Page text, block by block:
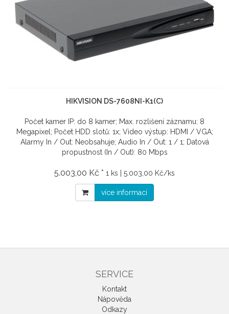
HIKVISION DS-7608NI-K1(C)
Počet kamer IP: do 8 kamer; Max. rozlišení záznamu: 8
Megapixel; Počet HDD slotů: 1x; Video výstup: HDMI / VGA;
Alarmy In / Out: Neobsahuje; Audio In / Out: 1 / 1; Datová
propustnost (In / Out): 80 Mbps
5.003,00 Kč * 1 ks | 5.003,00 Kč/ks
více informací
SERVICE
Kontakt
Nápověda
Odkazy